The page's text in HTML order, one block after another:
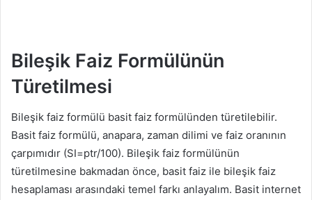
Bileşik Faiz Formülünün
Türetilmesi
Bileşik faiz formülü basit faiz formülünden türetilebilir.
Basit faiz formülü, anapara, zaman dilimi ve faiz oranının
çarpımıdır (SI=ptr/100). Bileşik faiz formülünün
türetilmesine bakmadan önce, basit faiz ile bileşik faiz
hesaplaması arasındaki temel farkı anlayalım. Basit internet